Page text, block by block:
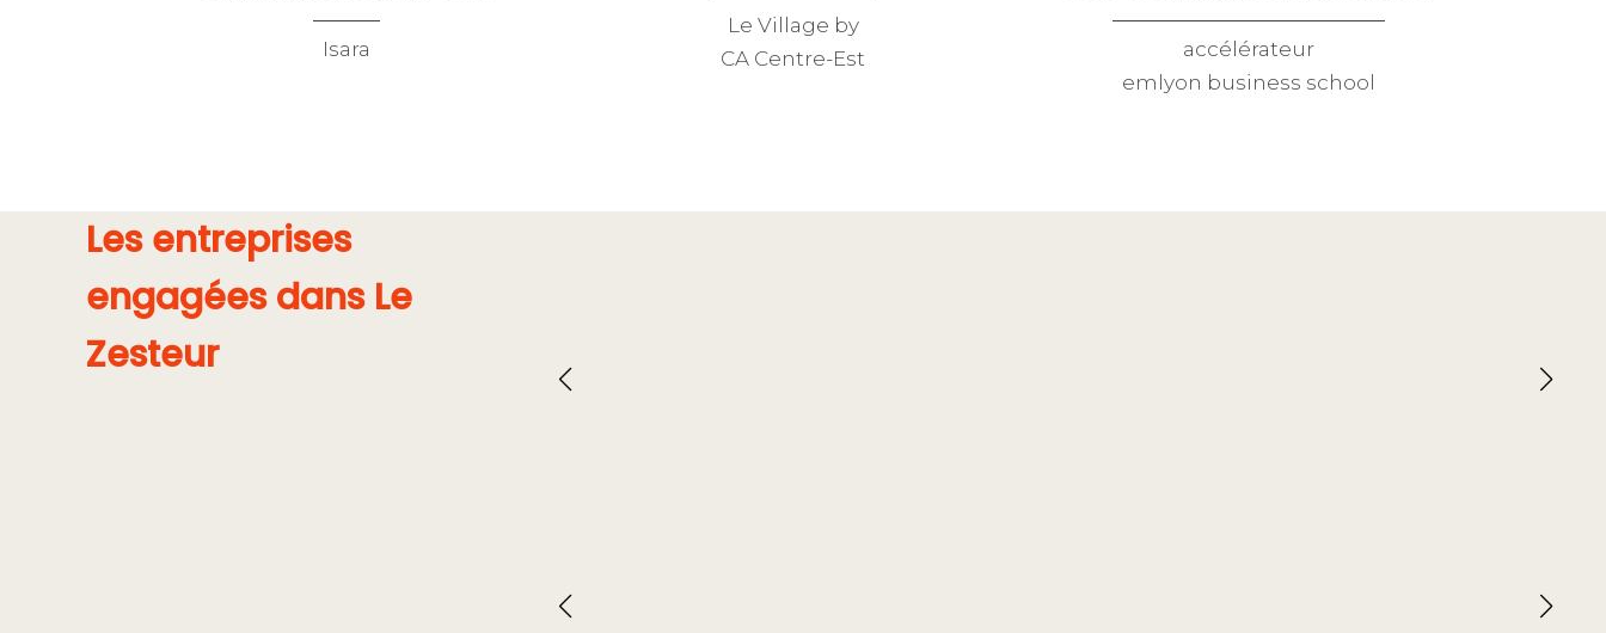
Isara
Le Village by
CA Centre-Est
accélérateur
emlyon business school
Les entreprises
engagées dans Le
Zesteur